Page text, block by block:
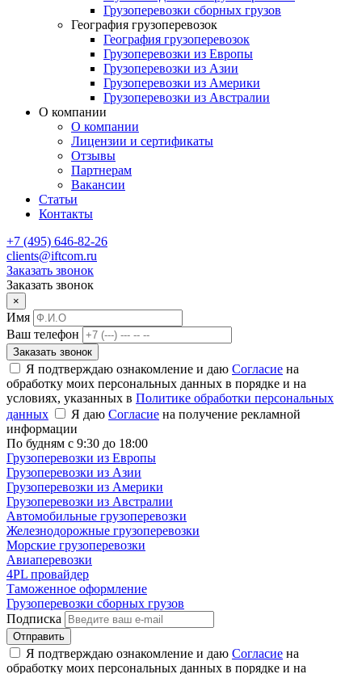
Грузоперевозки сборных грузов
География грузоперевозок
География грузоперевозок
Грузоперевозки из Европы
Грузоперевозки из Азии
Грузоперевозки из Америки
Грузоперевозки из Австралии
О компании
О компании
Лицензии и сертификаты
Отзывы
Партнерам
Вакансии
Статьи
Контакты
+7 (495) 646-82-26
clients@iftcom.ru
Заказать звонок
Заказать звонок
×
Имя
Ваш телефон
Заказать звонок
Я подтверждаю ознакомление и даю Согласие на
обработку моих персональных данных в порядке и на
условиях, указанных в Политике обработки персональных
данных
Я даю Согласие на получение рекламной
информации
По будням с 9:30 до 18:00
Грузоперевозки из Европы
Грузоперевозки из Азии
Грузоперевозки из Америки
Грузоперевозки из Австралии
Автомобильные грузоперевозки
Железнодорожные грузоперевозки
Морские грузоперевозки
Авиаперевозки
4PL провайдер
Таможенное оформление
Грузоперевозки сборных грузов
Подписка
Отправить
Я подтверждаю ознакомление и даю Согласие на
обработку моих персональных данных в порядке и на